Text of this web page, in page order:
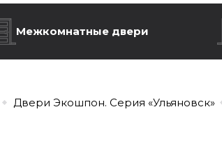
Межкомнатные двери
Двери Экошпон. Серия «Ульяновск»